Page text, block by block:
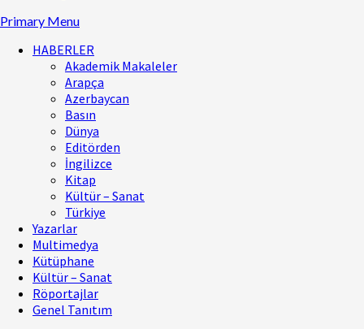
Primary Menu
HABERLER
Akademik Makaleler
Arapça
Azerbaycan
Basın
Dünya
Editörden
İngilizce
Kitap
Kültür – Sanat
Türkiye
Yazarlar
Multimedya
Kütüphane
Kültür – Sanat
Röportajlar
Genel Tanıtım